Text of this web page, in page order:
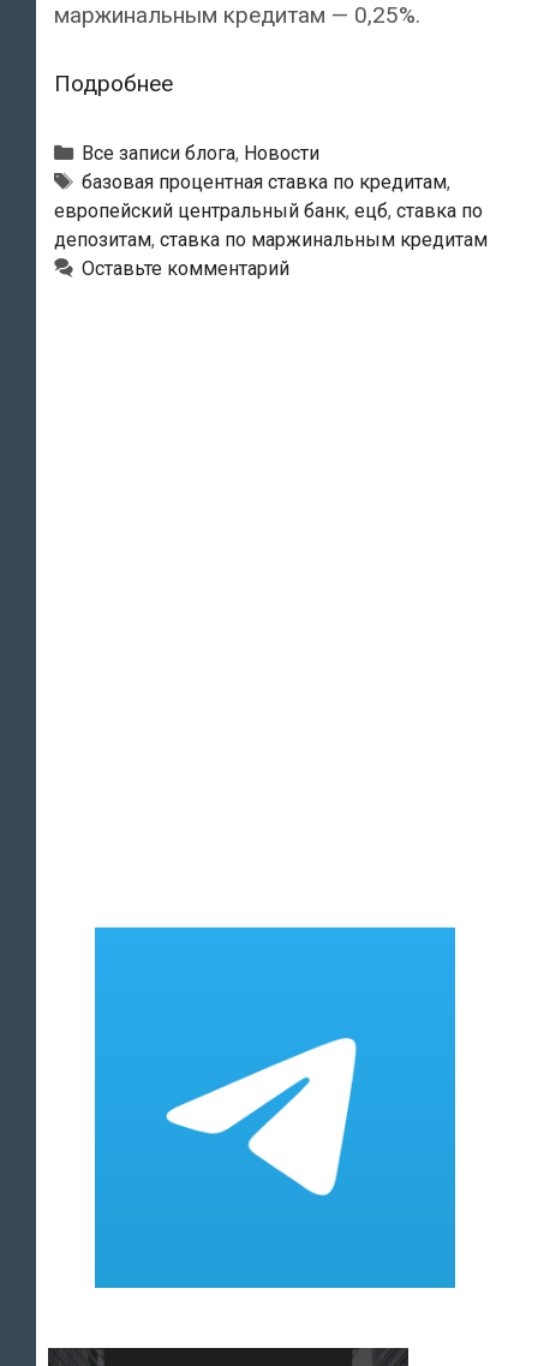
маржинальным кредитам — 0,25%.
ПодробнееЕвропейский
банк
сохранил
нулевую
процентную
ставку
Рубрики
Все записи блога, Новости
Тэги
базовая процентная ставка по кредитам,
европейский центральный банк, ецб, ставка по
депозитам, ставка по маржинальным кредитам
Оставьте комментарий